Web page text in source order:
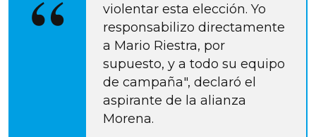
violentar esta elección. Yo
responsabilizo directamente
a Mario Riestra, por
supuesto, y a todo su equipo
de campaña", declaró el
aspirante de la alianza
Morena.